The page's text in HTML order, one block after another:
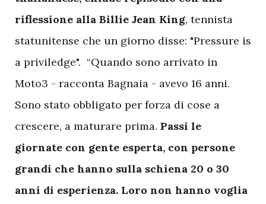
riflessione alla Billie Jean King, tennista
statunitense che un giorno disse: "Pressure is
a priviledge". “Quando sono arrivato in
Moto3 - racconta Bagnaia - avevo 16 anni.
Sono stato obbligato per forza di cose a
crescere, a maturare prima. Passi le
giornate con gente esperta, con persone
grandi che hanno sulla schiena 20 o 30
anni di esperienza. Loro non hanno voglia